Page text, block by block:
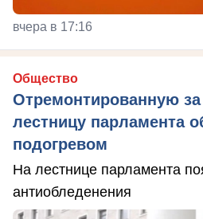
вчера в 17:16
Общество
Отремонтированную
лестницу парламента
подогревом
На лестнице парламента
антиобледенения